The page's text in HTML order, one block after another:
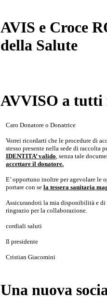
AVIS e Croce
della Salute
AVVISO a tutti
Caro Donatore o Donatrice
Vorrei ricordarti che le procedure di
stesso presente nella sede di raccolta
IDENTITA’ valido, senza tale
accettare il donatore.
E’ opportuno inoltre per agevolare le
portare con se la tessera sanitaria
Assicurandoti la mia disponibilità e
ringrazio per la collaborazione.
cordiali saluti
Il presidente
Cristian Giacomini
Una nuova